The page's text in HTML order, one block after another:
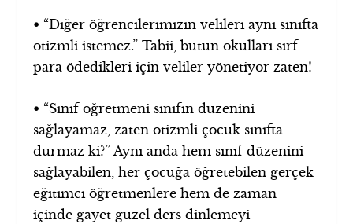
• “Diğer öğrencilerimizin velileri aynı sınıfta
otizmli istemez.” Tabii, bütün okulları sırf
para ödedikleri için veliler yönetiyor zaten!
• “Sınıf öğretmeni sınıfın düzenini
sağlayamaz, zaten otizmli çocuk sınıfta
durmaz ki?” Aynı anda hem sınıf düzenini
sağlayabilen, her çocuğa öğretebilen gerçek
eğitimci öğretmenlere hem de zaman
içinde gayet güzel ders dinlemeyi